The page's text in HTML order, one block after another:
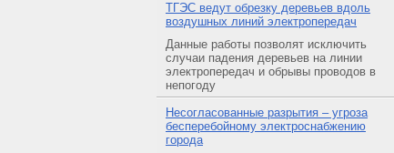
ТГЭС ведут обрезку деревьев вдоль
воздушных линий электропередач
Данные работы позволят исключить
случаи падения деревьев на линии
электропередач и обрывы проводов в
непогоду
Несогласованные разрытия – угроза
бесперебойному электроснабжению
города